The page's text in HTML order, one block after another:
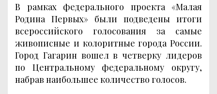
В рамках федерального проекта «Малая
Родина Первых» были подведены итоги
всероссийского голосования за самые
живописные и колоритные города России.
Город Гагарин вошел в четверку лидеров
по Центральному федеральному округу,
набрав наибольшее количество голосов.